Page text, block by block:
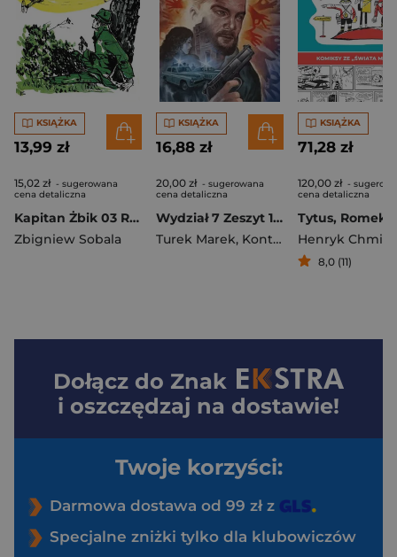
KSIĄŻKA
13,99 zł
15,02 zł - sugerowana
cena detaliczna
Kapitan Żbik 03 Ryzyko część 3
Zbigniew Sobala
KSIĄŻKA
16,88 zł
20,00 zł - sugerowana
cena detaliczna
Wydział 7 Zeszyt 11 Savasana
Turek Marek, Kontny Tomasz , Szłapa
KSIĄŻKA
71,28 zł
120,00 zł -
cena detaliczna
8,0 (11)
Dołącz do Znak
i oszczędzaj na dostawie!
Twoje korzyści:
Darmowa dostawa od 99 zł z
Specjalne zniżki tylko dla klubowiczów